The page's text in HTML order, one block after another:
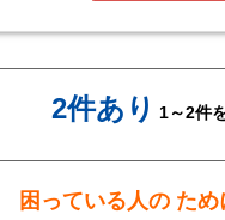
2件あり 1～2件
っている人の ため